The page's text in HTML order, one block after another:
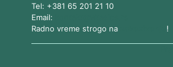
Tel: +381 65 201 21 10
Email:
Radno vreme strogo na
!